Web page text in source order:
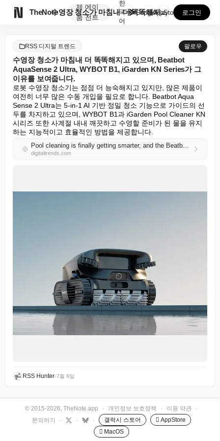
TheNote
제
품
에이
전트
수영장 청소가 마침내 더 똑똑해지고 있으며, Beatb...
한
국
어
GooglePlay
AppStore 로그인
RSS 디지털 트렌드 팔로우
수영장 청소가 마침내 더 똑똑해지고 있으며, Beatbot
AquaSense 2 Ultra, WYBOT B1, iGarden KN Series가 그
이유를 보여줍니다.
로봇 수영장 청소기는 점점 더 능숙해지고 있지만, 많은 제품이
여전히 너무 많은 수동 개입을 필요로 합니다. Beatbot Aqua
Sense 2 Ultra는 5-in-1 AI 기반 정밀 청소 기능으로 가이드의 선
두를 차지하고 있으며, WYBOT B1과 iGarden Pool Cleaner KN
시리즈 또한 사계절 내내 깨끗하고 수영할 준비가 된 물을 유지
하는 지능적이고 효율적인 방법을 제공합니다.
Pool cleaning is finally getting smarter, and the Beatbot AquaSense 2 Ultra, WYBOT B1, and iGarden KN Series show why
digitaltrends.com
RSS Hunter•7월 6일
© 2015-2026, TheNote.app · 개인정보 보호정책 · 이용 약관
·
문의하기
· · · 갤럭시 스토어
 AppStore
 MacOS